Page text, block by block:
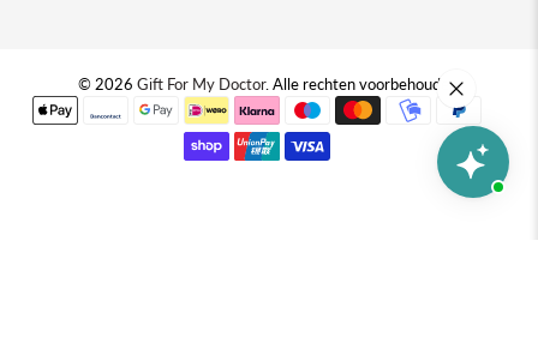
© 2026 Gift For My Doctor. Alle rechten voorbehouden.